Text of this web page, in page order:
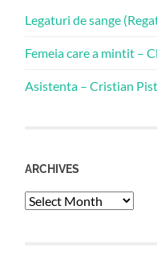
Legaturi de sange
Femeia care a mintit –
Asistenta – Cristian
ARCHIVES
Archives